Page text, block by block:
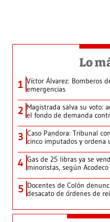
Lo
1 Víctor Álvarez: Bomberos
emergencias
2 Magistrada salva su voto:
el fondo de demanda
3 Caso Pandora: Tribunal
cinco imputados y ordena
4 Gas de 25 libras ya se
minoristas, según Acodeco
5 Docentes de Colón
desacato de órdenes de